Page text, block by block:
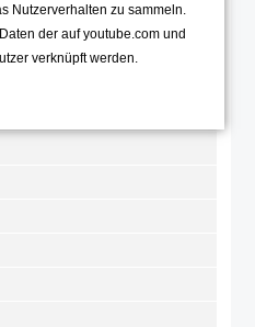
Nutzerverhalten zu sammeln.
der auf youtube.com und
verknüpft werden.